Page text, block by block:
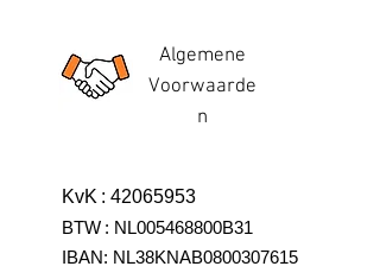
Algemene
Voorwaarde
n
KvK : 42065953
BTW : NL005468800B31
IBAN: NL38KNAB0800307615